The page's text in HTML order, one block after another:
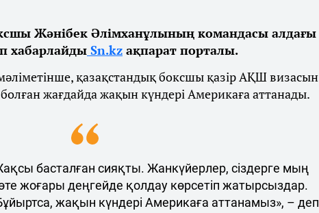
Жәнібек Әлімханұлының командасы алдағы
хабарлайды Sn.kz ақпарат порталы.
қазақстандық боксшы қазір АҚШ визасын
жағдайда жақын күндері Америкаға аттанады.
басталған сияқты. Жанкүйерлер, сіздерге мың
жоғары деңгейде қолдау көрсетіп жатырсыздар.
жақын күндері Америкаға аттанамыз», – деп